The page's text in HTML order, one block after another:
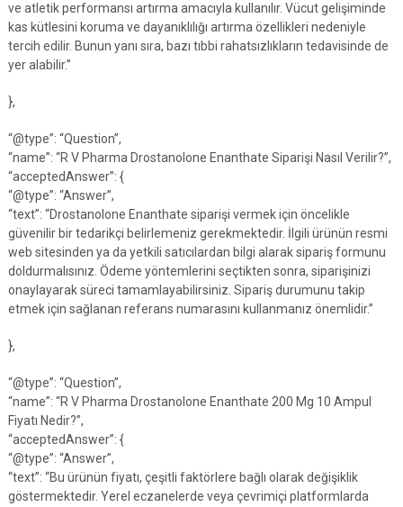
ve atletik performansı artırma amacıyla kullanılır. Vücut gelişiminde
kas kütlesini koruma ve dayanıklılığı artırma özellikleri nedeniyle
tercih edilir. Bunun yanı sıra, bazı tıbbi rahatsızlıkların tedavisinde de
yer alabilir.”
},
“@type”: “Question”,
“name”: “R V Pharma Drostanolone Enanthate Siparişi Nasıl Verilir?”,
“acceptedAnswer”: {
“@type”: “Answer”,
“text”: “Drostanolone Enanthate siparişi vermek için öncelikle
güvenilir bir tedarikçi belirlemeniz gerekmektedir. İlgili ürünün resmi
web sitesinden ya da yetkili satıcılardan bilgi alarak sipariş formunu
doldurmalısınız. Ödeme yöntemlerini seçtikten sonra, siparişinizi
onaylayarak süreci tamamlayabilirsiniz. Sipariş durumunu takip
etmek için sağlanan referans numarasını kullanmanız önemlidir.”
},
“@type”: “Question”,
“name”: “R V Pharma Drostanolone Enanthate 200 Mg 10 Ampul
Fiyatı Nedir?”,
“acceptedAnswer”: {
“@type”: “Answer”,
“text”: “Bu ürünün fiyatı, çeşitli faktörlere bağlı olarak değişiklik
göstermektedir. Yerel eczanelerde veya çevrimiçi platformlarda